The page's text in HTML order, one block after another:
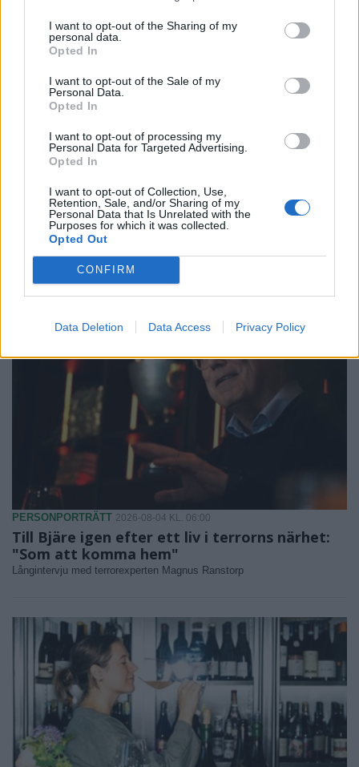
I want to opt-out of the Sharing of my
personal data.
Opted In
I want to opt-out of the Sale of my
Personal Data.
Opted In
I want to opt-out of processing my
Personal Data for Targeted Advertising.
Opted In
I want to opt-out of Collection, Use,
Retention, Sale, and/or Sharing of my
Personal Data that Is Unrelated with the
Purposes for which it was collected.
Opted Out
CONFIRM
Data Deletion Data Access Privacy Policy
Båstad Ridklubbs styrelse
anmälda till polisen efter att
allt sålts av.
Inventarier och hästar har
sålts, personalen har sagts
PERSONPORTRÄTT 2026-08-04 KL. 06:00
Till Bjäre igen efter ett liv i terrorns närhet:
"Som att komma hem"
Långintervju med terrorexperten Magnus Ranstorp